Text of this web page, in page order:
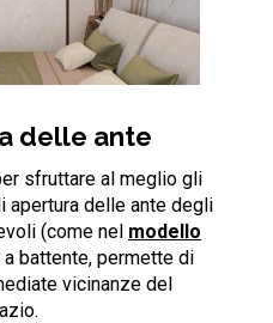
delle ante
sfruttare al meglio gli
apertura delle ante degli
(come nel modello
battente, permette di
vicinanze del